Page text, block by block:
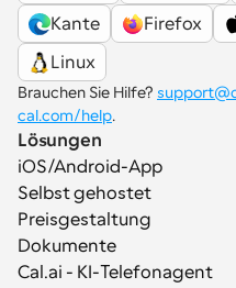
Kante
Firefox
Linux
Brauchen Sie Hilfe?
cal.com/help.
Lösungen
iOS/Android-App
Selbst gehostet
Preisgestaltung
Dokumente
Cal.ai - KI-Telefonagent